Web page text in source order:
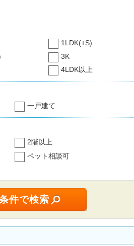
1LDK(+S)
3K
4LDK以上
一戸建て
2階以上
ペット相談可